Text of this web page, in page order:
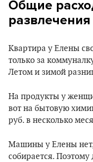
Общие
развлечения
Квартира у Елены
только за
Летом и зимой
На продукты у
вот на бытовую
руб. в несколько
Машины у Елены нет,
собирается. Поэтому